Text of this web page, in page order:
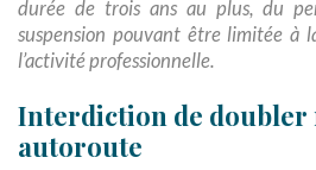
durée de trois ans au plus, du
suspension pouvant être limitée à
l’activité professionnelle.
Interdiction de doubler
autoroute